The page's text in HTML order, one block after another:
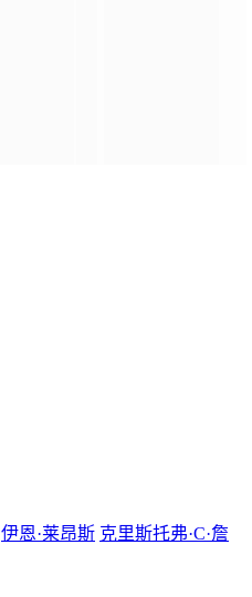
伊恩·莱昂斯 克里斯托弗·C·詹